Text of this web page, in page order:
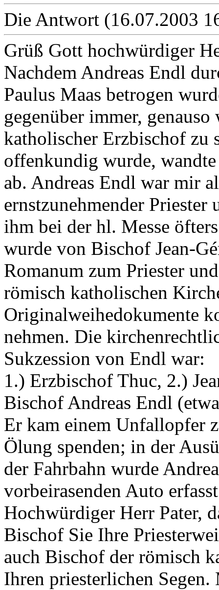
Die Antwort (16.07.2003
Grüß Gott hochwürdiger
Nachdem Andreas Endl
Paulus Maas betrogen
gegenüber immer,
katholischer Erzbischof zu
offenkundig wurde,
ab. Andreas Endl war mir
ernstzunehmender
ihm bei der hl. Messe
wurde von Bischof Jean-
Romanum zum Priester
römisch katholischen
Originalweihedokumente
nehmen. Die
Sukzession von Endl war:
1.) Erzbischof Thuc, 2.)
Bischof Andreas Endl
Er kam einem Unfallopfer
Ölung spenden; in der
der Fahrbahn wurde
vorbeirasenden Auto
Hochwürdiger Herr Pater,
Bischof Sie Ihre
auch Bischof der römisch
Ihren priesterlichen